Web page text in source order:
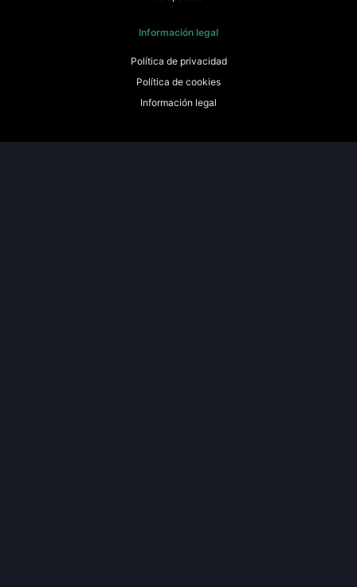
Información legal
Política de privacidad
Política de cookies
Información legal